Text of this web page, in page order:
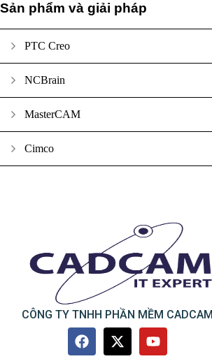
Sản phẩm và giải pháp
PTC Creo
NCBrain
MasterCAM
Cimco
CÔNG TY TNHH PHẦN MỀM CADCAM